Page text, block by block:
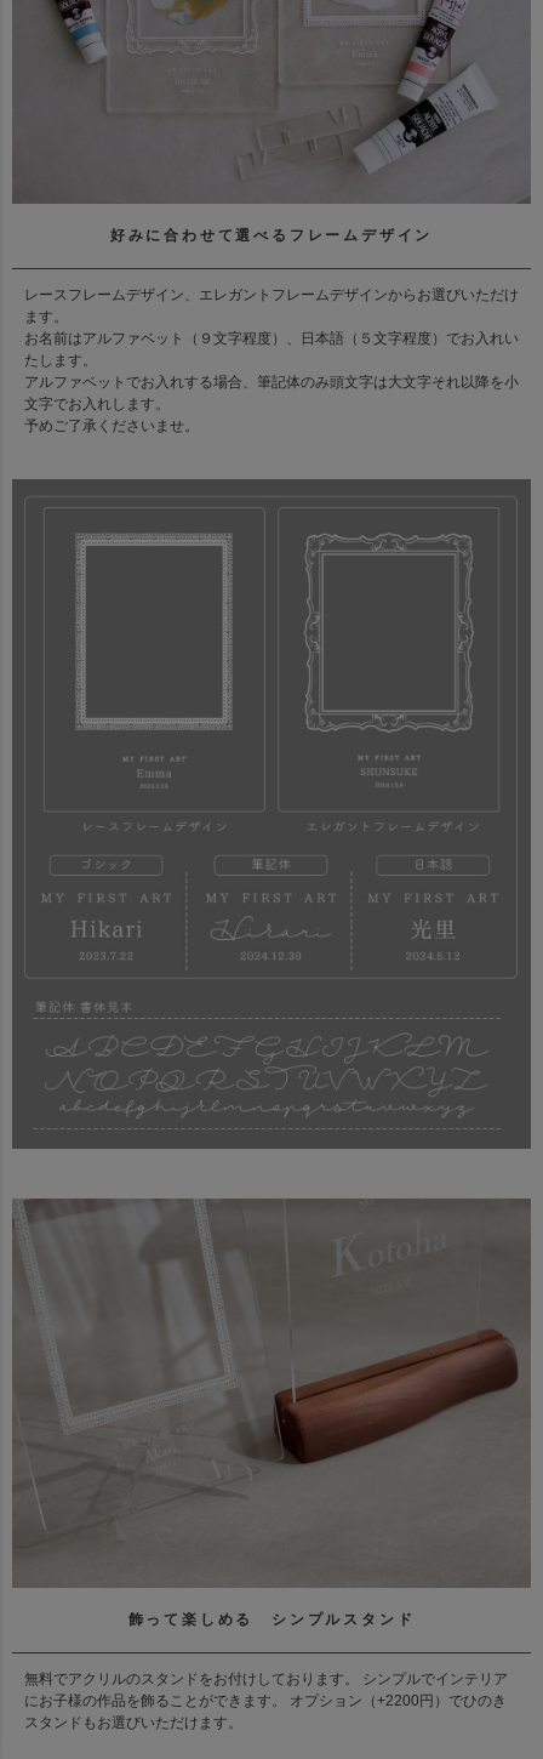
好みに合わせて選べるフレームデザイン
レースフレームデザイン、エレガントフレームデザインからお選びいただけ
ます。
お名前はアルファベット（９文字程度）、日本語（５文字程度）でお入れい
たします。
アルファベットでお入れする場合、筆記体のみ頭文字は大文字それ以降を小
文字でお入れします。
予めご了承くださいませ。
飾って楽しめる シンプルスタンド
無料でアクリルのスタンドをお付けしております。 シンプルでインテリア
にお子様の作品を飾ることができます。 オプション（+2200円）でひのき
スタンドもお選びいただけます。